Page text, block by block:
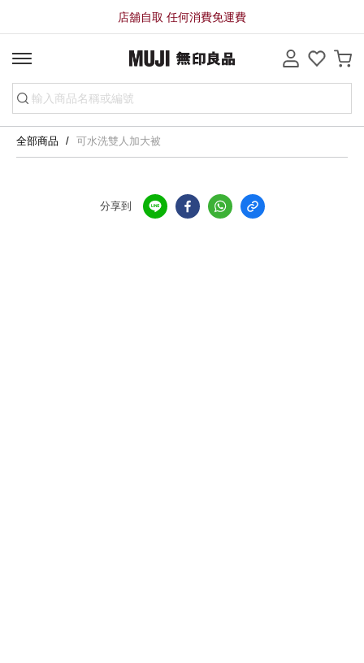
店舖自取 任何消費免運費
全部商品 可水洗雙人加大被
分享到